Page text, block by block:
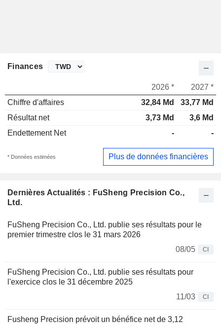
Dernières Actualités : FuSheng Precision Co.,
Ltd.
FuSheng Precision Co., Ltd. publie ses résultats pour le
premier trimestre clos le 31 mars 2026
08/05
CI
FuSheng Precision Co., Ltd. publie ses résultats pour
l'exercice clos le 31 décembre 2025
11/03
CI
Fusheng Precision prévoit un bénéfice net de 3,12
Finances
2026 *
2027 *
Chiffre d'affaires
32,84 Md
33,77 Md
Résultat net
3,73 Md
3,6 Md
Endettement Net
- -
* Données estimées Plus de données financières